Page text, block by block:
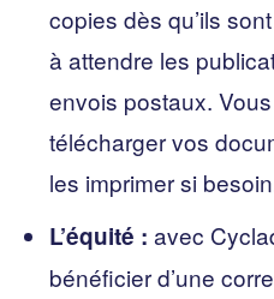
copies dès qu’ils
à attendre les
envois postaux.
télécharger vos
les imprimer si
L’équité : avec
bénéficier d’une